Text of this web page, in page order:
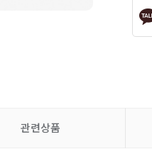
관련상품